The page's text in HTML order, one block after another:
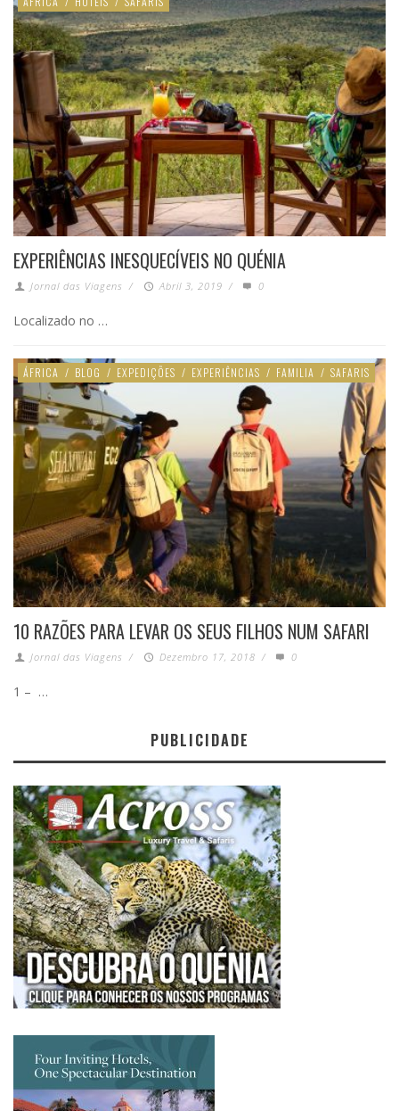
EXPERIÊNCIAS INESQUECÍVEIS NO QUÉNIA
Jornal das Viagens / Abril 3, 2019 / 0
Localizado no …
ÁFRICA / BLOG / EXPEDIÇÕES / EXPERIÊNCIAS / FAMILIA / SAFARIS
10 RAZÕES PARA LEVAR OS SEUS FILHOS NUM SAFARI
Jornal das Viagens / Dezembro 17, 2018 / 0
1 – …
PUBLICIDADE